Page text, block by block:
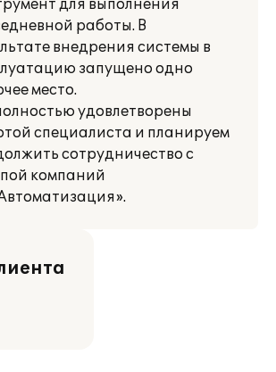
для выполнения
работы. В
внедрения системы в
запущено одно
место.
удовлетворены
специалиста и планируем
сотрудничество с
компаний